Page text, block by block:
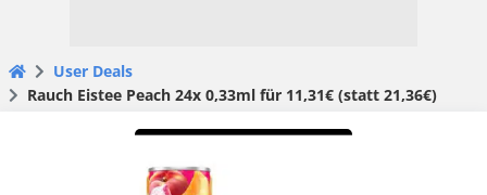
User Deals
Rauch Eistee Peach 24x 0,33ml für 11,31€ (statt 21,36€)